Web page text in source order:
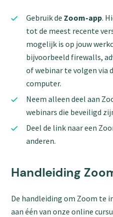
Gebruik de Zoom-app.
tot de meest recente
mogelijk is op jouw
bijvoorbeeld firewalls,
of webinar te volgen via
computer.
Neem alleen deel aan
webinars die beveiligd
Deel de link naar een
anderen.
Handleiding
De handleiding om Zoom te
aan één van onze online